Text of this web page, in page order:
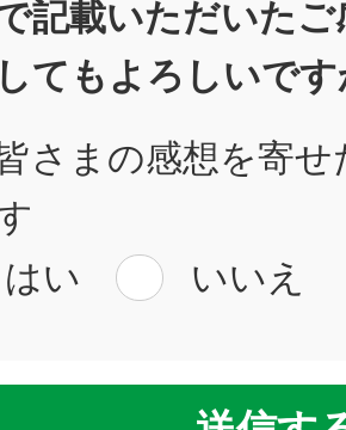
記載いただいた
てもよろしいで
さまの感想を寄
はい
いいえ